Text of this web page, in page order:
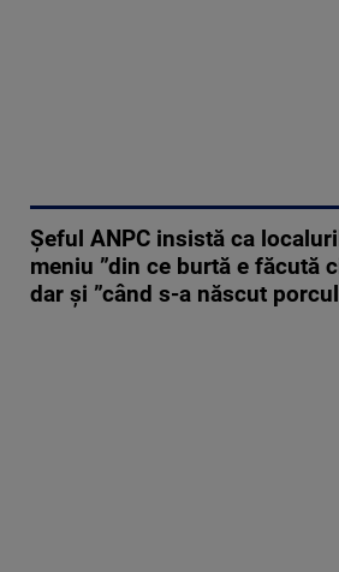
Șeful ANPC insistă ca
meniu ”din ce burtă e făcută
dar și ”când s-a născut